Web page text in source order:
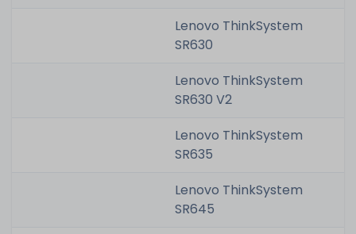
Lenovo ThinkSystem
SR630
Lenovo ThinkSystem
SR630 V2
Lenovo ThinkSystem
SR635
Lenovo ThinkSystem
SR645